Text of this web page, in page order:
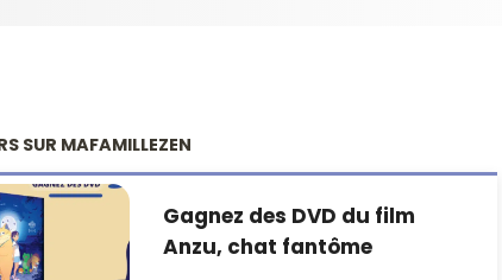
SUR MAFAMILLEZEN
Gagnez des DVD du film
Anzu, chat fantôme